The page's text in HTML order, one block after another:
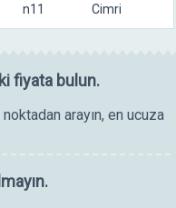
n11 Cimri
fiyata bulun.
arayın, en ucuza